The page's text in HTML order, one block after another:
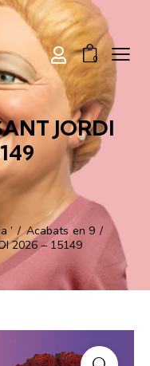
0
JORDI
’
Acabats en 9
2026 – 15149